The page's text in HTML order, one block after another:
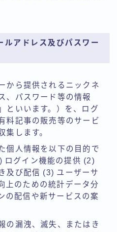
ルアドレス及びパスワー
から提供されるニックネ
、パスワード等の情報
といいます。）を、ログ
料記事の販売等のサービ
集します。
個人情報を以下の目的で
ログイン機能の提供 (2)
及び配信 (3) ユーザーサ
上のための統計データ分
の配信や新サービスの案
の漏洩、滅失、またはき